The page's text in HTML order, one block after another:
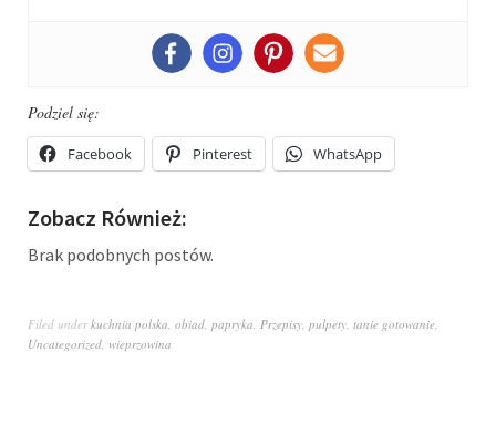
Podziel się:
Facebook Pinterest WhatsApp
Zobacz Również:
Brak podobnych postów.
Filed underkuchnia polska, obiad, papryka, Przepisy, pulpety, tanie gotowanie,
Uncategorized, wieprzowina